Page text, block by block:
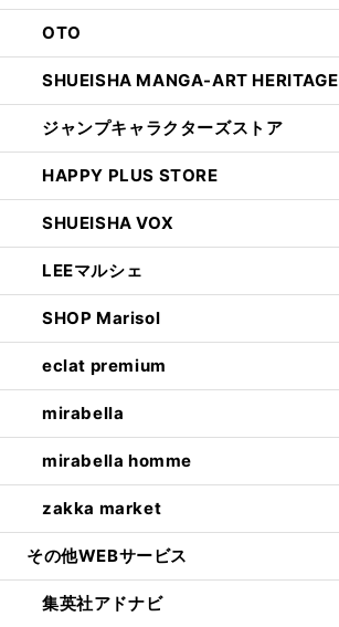
OTO
SHUEISHA MANGA-ART HERITAGE
ジャンプキャラクターズストア
HAPPY PLUS STORE
SHUEISHA VOX
LEEマルシェ
SHOP Marisol
eclat premium
mirabella
mirabella homme
zakka market
その他WEBサービス
集英社アドナビ